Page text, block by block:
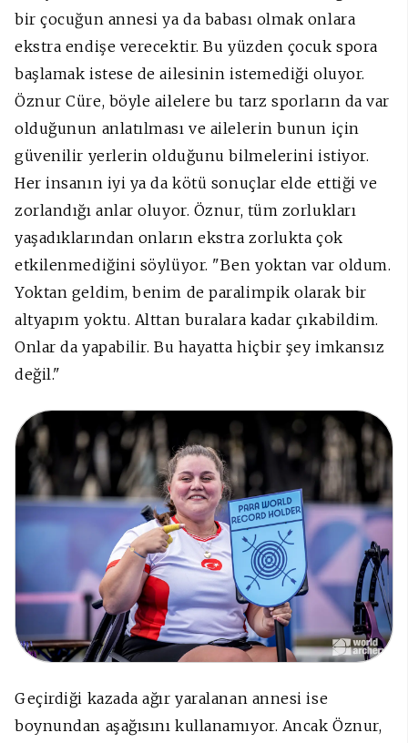
bir çocuğun annesi ya da babası olmak onlara
ekstra endişe verecektir. Bu yüzden çocuk spora
başlamak istese de ailesinin istemediği oluyor.
Öznur Cüre, böyle ailelere bu tarz sporların da var
olduğunun anlatılması ve ailelerin bunun için
güvenilir yerlerin olduğunu bilmelerini istiyor.
Her insanın iyi ya da kötü sonuçlar elde ettiği ve
zorlandığı anlar oluyor. Öznur, tüm zorlukları
yaşadıklarından onların ekstra zorlukta çok
etkilenmediğini söylüyor. "Ben yoktan var oldum.
Yoktan geldim, benim de paralimpik olarak bir
altyapım yoktu. Alttan buralara kadar çıkabildim.
Onlar da yapabilir. Bu hayatta hiçbir şey imkansız
değil."
Geçirdiği kazada ağır yaralanan annesi ise
boynundan aşağısını kullanamıyor. Ancak Öznur,